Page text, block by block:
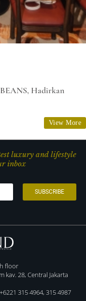
Hadirkan
View More
luxury and lifestyle
inbox
floor
kav. 28, Central Jakarta
315 4964, 315 4987